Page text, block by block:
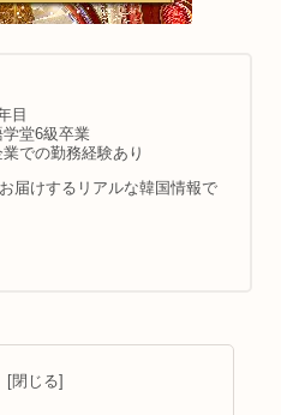
目
堂6級卒業
での勤務経験あり
届けするリアルな韓国情報で